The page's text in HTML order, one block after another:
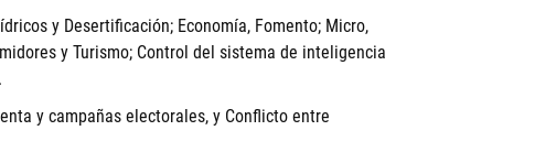
y Desertificación; Economía, Fomento; Micro,
y Turismo; Control del sistema de inteligencia
y campañas electorales, y Conflicto entre